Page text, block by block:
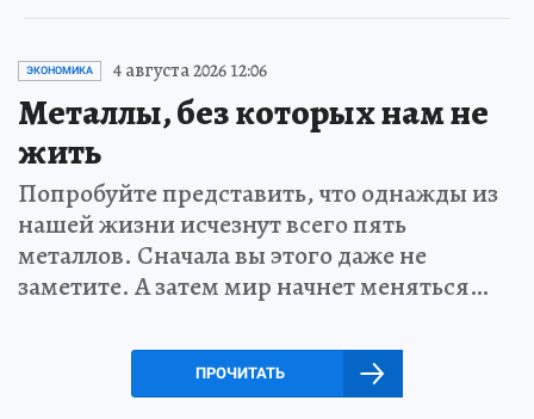
ЭКОНОМИКА 4 августа 2026 12:06
Металлы, без которых нам не
жить
Попробуйте представить, что однажды из
нашей жизни исчезнут всего пять
металлов. Сначала вы этого даже не
заметите. А затем мир начнет меняться…
ПРОЧИТАТЬ